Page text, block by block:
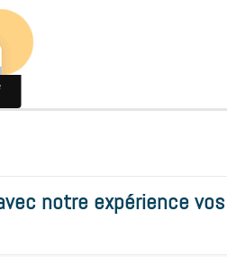
NOS
notre expérience vos